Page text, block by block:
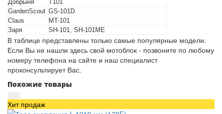
Добрыня
T101
GardenScout GS-101D
Claus
MT-101
Заря
SH-101, SH-101ME
В таблице представлены только самые популярные модели.
Если Вы не нашли здесь свой мотоблок - позвоните по любому
номеру телефона на сайте и наш специалист
проконсультирует Вас.
Похожие товары
Хит продаж